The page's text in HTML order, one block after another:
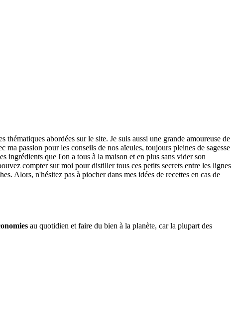
abordées sur le site. Je suis aussi une grande amoureuse de
passion pour les conseils de nos aïeules, toujours pleines de sagesse
ingrédients que l'on a tous à la maison et en plus sans vider son
compter sur moi pour distiller tous ces petits secrets entre les lignes
Alors, n'hésitez pas à piocher dans mes idées de recettes en cas de
au quotidien et faire du bien à la planète, car la plupart des